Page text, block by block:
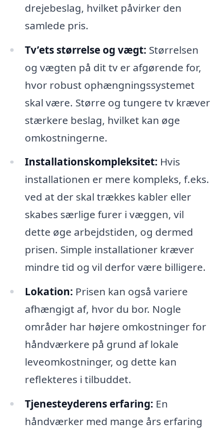
drejebeslag, hvilket påvirker den
samlede pris.
Tv’ets størrelse og vægt: Størrelsen
og vægten på dit tv er afgørende for,
hvor robust ophængningssystemet
skal være. Større og tungere tv kræver
stærkere beslag, hvilket kan øge
omkostningerne.
Installationskompleksitet: Hvis
installationen er mere kompleks, f.eks.
ved at der skal trækkes kabler eller
skabes særlige furer i væggen, vil
dette øge arbejdstiden, og dermed
prisen. Simple installationer kræver
mindre tid og vil derfor være billigere.
Lokation: Prisen kan også variere
afhængigt af, hvor du bor. Nogle
områder har højere omkostninger for
håndværkere på grund af lokale
leveomkostninger, og dette kan
reflekteres i tilbuddet.
Tjenesteyderens erfaring: En
håndværker med mange års erfaring